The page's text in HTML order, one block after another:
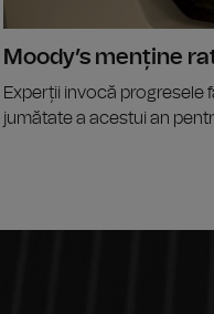
Moody’s menține
Experții invocă progresele
jumătate a acestui an